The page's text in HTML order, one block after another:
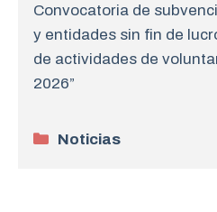
Convocatoria de
y entidades sin fin de
de actividades de
2026”
Categorías
Noticias